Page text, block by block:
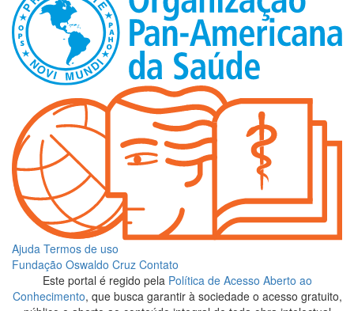
Ajuda Termos de uso
Fundação Oswaldo Cruz Contato
Este portal é regido pela Política de Acesso Aberto ao
Conhecimento, que busca garantir à sociedade o acesso gratuito,